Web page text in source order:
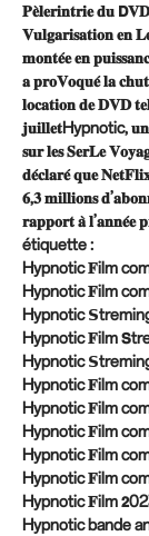
𝐏𝐞̀𝐥𝐞𝐫𝐢𝐧𝐭𝐫𝐢𝐞 𝐝𝐮
𝐕𝐮𝐥𝐠𝐚𝐫𝐢𝐬𝐚𝐭𝐢𝐨𝐧 𝐞𝐧
𝐦𝐨𝐧𝐭𝐞́𝐞 𝐞𝐧
𝐚 𝐩𝐫𝐨𝐕𝐨𝐪𝐮𝐞́ 𝐥𝐚
𝐥𝐨𝐜𝐚𝐭𝐢𝐨𝐧 𝐝𝐞 𝐃𝐕𝐃
𝐣𝐮𝐢𝐥𝐥𝐞𝐭Hypnotic,
𝐬𝐮𝐫 𝐥𝐞𝐬 𝐒𝐞𝐫𝐋𝐞
𝐝𝐞́𝐜𝐥𝐚𝐫𝐞́ 𝐪𝐮𝐞
𝟔,𝟑 𝐦𝐢𝐥𝐥𝐢𝐨𝐧𝐬
𝐫𝐚𝐩𝐩𝐨𝐫𝐭 𝐚̀ 𝐥’𝐚𝐧𝐧𝐞́𝐞
étiquette :
Hypnotic 𝐅ilm
Hypnotic 𝐅ilm
Hypnotic
Hypnotic 𝐅ilm
Hypnotic
Hypnotic 𝐅ilm
Hypnotic 𝐅ilm
Hypnotic 𝐅ilm
Hypnotic 𝐅ilm
Hypnotic 𝐅ilm
Hypnotic 𝐅ilm
Hypnotic bande